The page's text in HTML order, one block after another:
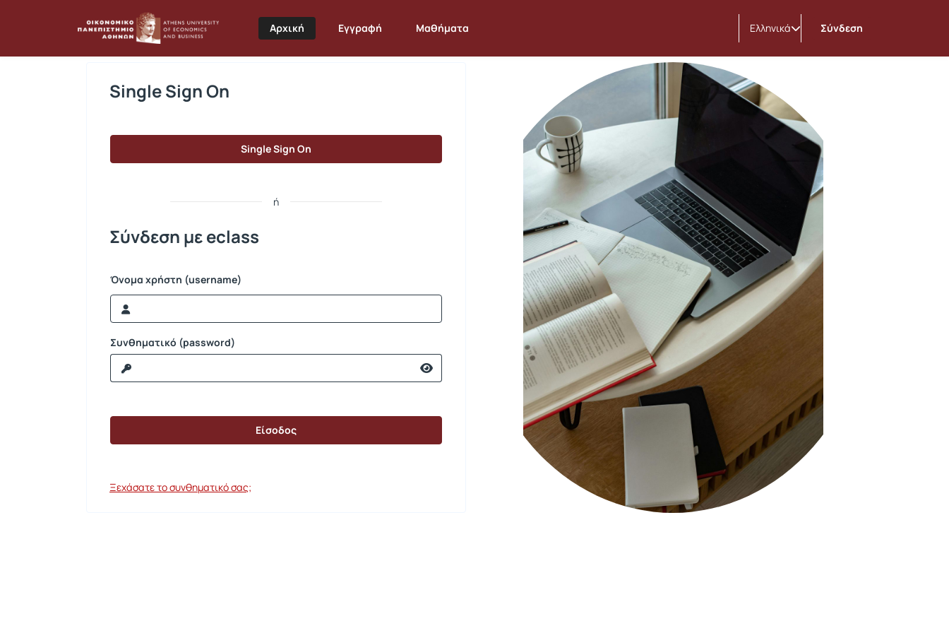
Αρχική Εγγραφή Μαθήματα Ελληνικά Σύνδεση
Σύνδεση
Single Sign On
Single Sign On
ή
Σύνδεση με eclass
Όνομα χρήστη (username)
Συνθηματικό (password)
Ξεχάσατε το συνθηματικό σας;